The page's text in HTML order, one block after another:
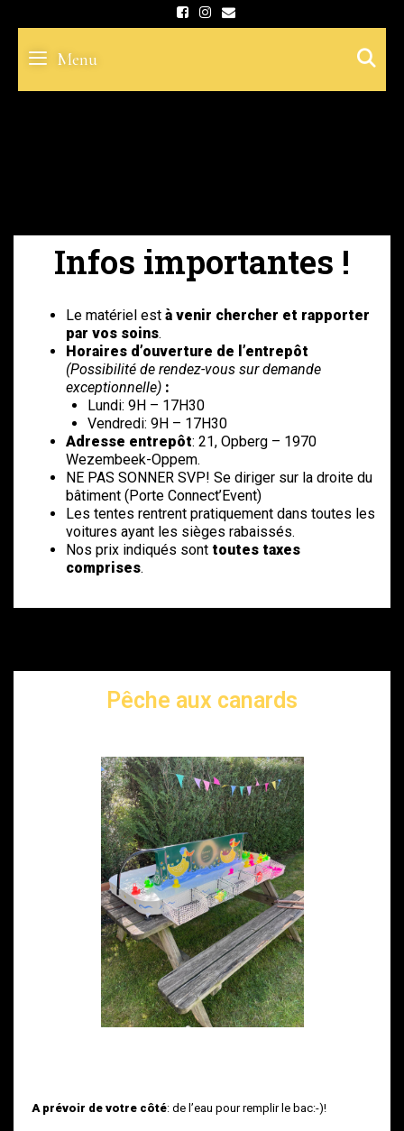
contentMenu
Infos importantes !
Le matériel est à venir chercher et rapporter
par vos soins.
Horaires d’ouverture de l’entrepôt
(Possibilité de rendez-vous sur demande
exceptionnelle) :
Lundi: 9H – 17H30
Vendredi: 9H – 17H30
Adresse entrepôt: 21, Opberg – 1970
Wezembeek-Oppem.
NE PAS SONNER SVP! Se diriger sur la droite du
bâtiment (Porte Connect’Event)
Les tentes rentrent pratiquement dans toutes les
voitures ayant les sièges rabaissés.
Nos prix indiqués sont toutes taxes
comprises.
Pêche aux canards
A prévoir de votre côté: de l’eau pour remplir le bac:-)!